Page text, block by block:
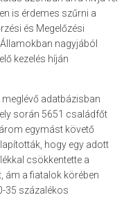
is érdemes szűrni a
és Megelőzési
nagyjából
kezelés híján
adatbázisban
során 5651 családfőt
egymást követő
hogy egy adott
csökkentette a
ám a fiatalok körében
35 százalékos